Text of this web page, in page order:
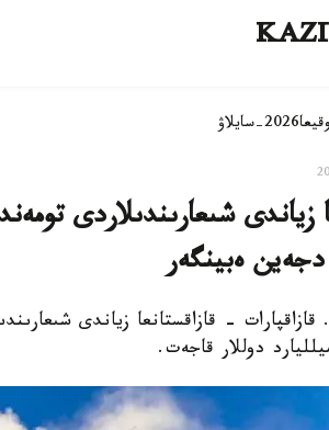
2026-سايلاۋ
ەبينگەر